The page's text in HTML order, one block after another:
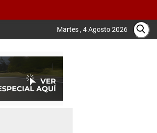
Martes , 4 Agosto 2026